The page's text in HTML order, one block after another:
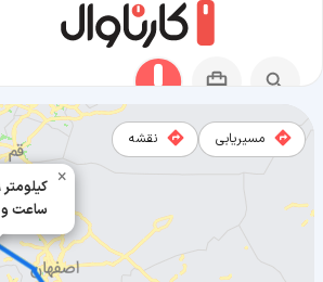
1239 کیلومتر
16 ساعت و 5 دقیقه
×
مسیریابی نقشه
مسیر پلدختر به بافت